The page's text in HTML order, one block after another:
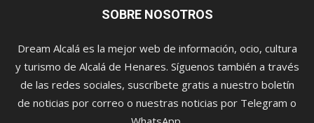
SOBRE NOSOTROS
Dream Alcalá es la mejor web de información, ocio, cultura
y turismo de Alcalá de Henares. Síguenos también a través
de las redes sociales, suscríbete gratis a nuestro boletín
de noticias por correo o nuestras noticias por Telegram o